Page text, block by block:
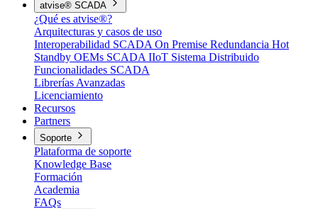
atvise® SCADA
¿Qué es atvise®?
Arquitecturas y casos de uso
Interoperabilidad SCADA On Premise Redundancia Hot
Standby OEMs SCADA IIoT Sistema Distribuido
Funcionalidades SCADA
Librerías Avanzadas
Licenciamiento
Recursos
Partners
Soporte
Plataforma de soporte
Knowledge Base
Formación
Academia
FAQs